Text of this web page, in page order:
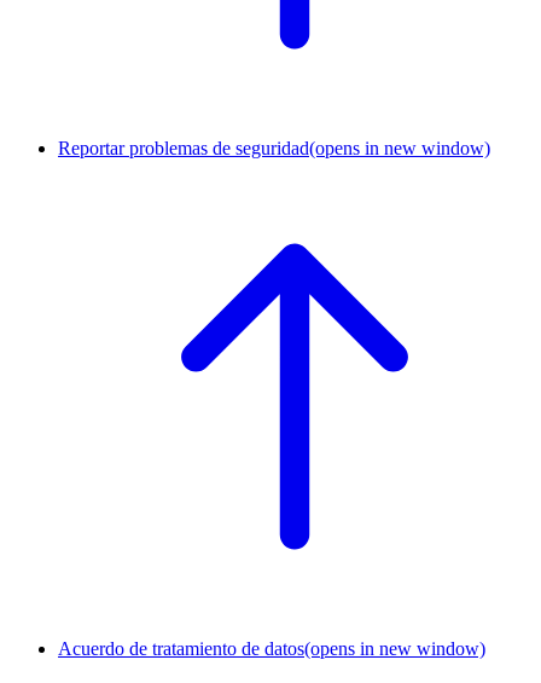
Reportar problemas de seguridad(opens in new window)
Acuerdo de tratamiento de datos(opens in new window)